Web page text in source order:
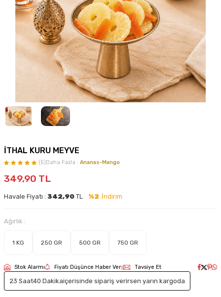
İTHAL KURU MEYVE
(5) Daha Fazla :Ananas-Mango
349,90 TL
Havale Fiyatı : 342,90 TL %2 İndirim
Ağırlık :
1 KG 250 GR 500 GR 750 GR
Stok Alarmı Fiyatı Düşünce Haber Ver Tavsiye Et
23 Saat40 Dakikaiçerisinde sipariş verirsen yarın kargoda